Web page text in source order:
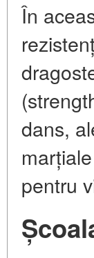
În
dans,
pentru